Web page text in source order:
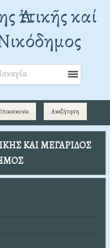
Ἀττικῆς καί
Αναζήτηση
ΚΑΙ ΜΕΓΑΡΙΔΟΣ